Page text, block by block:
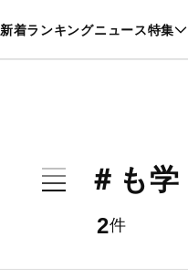
新着ランキングニュース特集
暮らし スポーツ ヘルスケア
＃も学
2件